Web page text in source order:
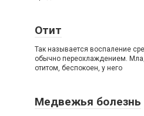
Отит
Так называется воспаление
обычно переохлаждением.
отитом, беспокоен, у него
Медвежья болезнь